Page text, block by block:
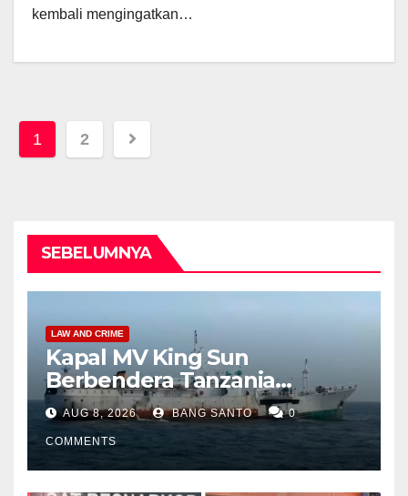
kembali mengingatkan…
Posts
1 2
SEBELUMNYA
LAW AND CRIME
Kapal MV King Sun
Berbendera Tanzania
Diamankan Tim Gabungan,
Bawa 1,3 Ton Narkoba di
Perairan Bintan
AUG 8, 2026 BANG SANTO 0
COMMENTS